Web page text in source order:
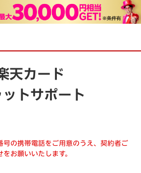
天カード
ットサポート
号の携帯電話をご用意のうえ、契約者ご
お願いいたします。